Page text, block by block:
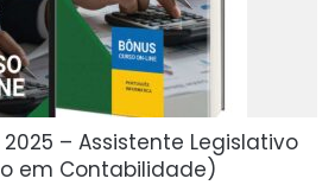
2025 – Assistente Legislativo
em Contabilidade)